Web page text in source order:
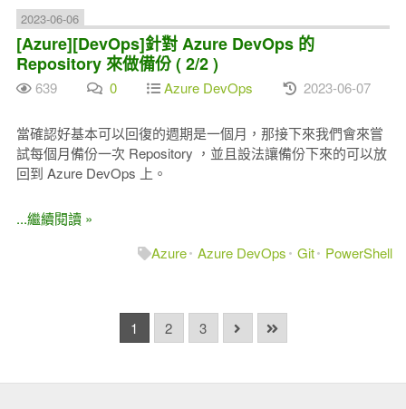
2023-06-06
[Azure][DevOps]針對 Azure DevOps 的
Repository 來做備份 ( 2/2 )
639 0 Azure DevOps 2023-06-07
當確認好基本可以回復的週期是一個月，那接下來我們會來嘗
試每個月備份一次 Repository ，並且設法讓備份下來的可以放
回到 Azure DevOps 上。
...繼續閱讀 »
Azure Azure DevOps Git PowerShell
1 2 3